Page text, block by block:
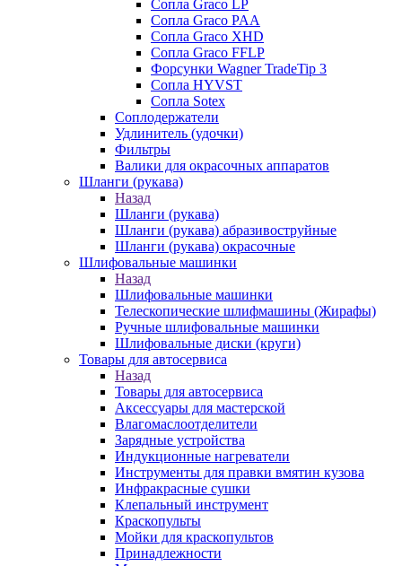
Сопла Graco LP
Сопла Graco PAA
Сопла Graco XHD
Сопла Graco FFLP
Форсунки Wagner TradeTip 3
Сопла HYVST
Сопла Sotex
Соплодержатели
Удлинитель (удочки)
Фильтры
Валики для окрасочных аппаратов
Шланги (рукава)
Назад
Шланги (рукава)
Шланги (рукава) абразивоструйные
Шланги (рукава) окрасочные
Шлифовальные машинки
Назад
Шлифовальные машинки
Телескопические шлифмашины (Жирафы)
Ручные шлифовальные машинки
Шлифовальные диски (круги)
Товары для автосервиса
Назад
Товары для автосервиса
Аксессуары для мастерской
Влагомаслоотделители
Зарядные устройства
Индукционные нагреватели
Инструменты для правки вмятин кузова
Инфракрасные сушки
Клепальный инструмент
Краскопульты
Мойки для краскопультов
Принадлежности